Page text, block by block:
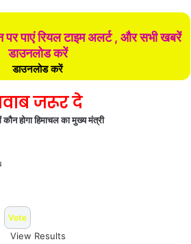
पाएं रियल टाइम अलर्ट , और सभी खबरें
डाउनलोड करें
डाउनलोड करें
जरूर दे
होगा हिमाचल का मुख्य मंत्री
View Results